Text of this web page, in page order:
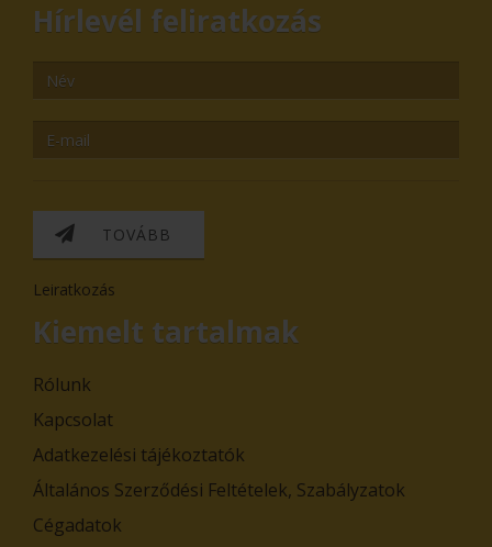
Hírlevél feliratkozás
TOVÁBB
Leiratkozás
Kiemelt tartalmak
Rólunk
Kapcsolat
Adatkezelési tájékoztatók
Általános Szerződési Feltételek, Szabályzatok
Cégadatok